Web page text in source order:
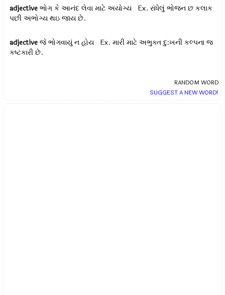
adjective ભોગ કે આનંદ લેવા માટે અયોગ્ય Ex.રાંધેલું ભોજન છ કલાક
પછી અભોગ્ય થઇ જાય છે.
adjective જે ભોગવાયું ન હોય Ex.મારી માટે અભુક્ત દુ:ખની કલ્પના જ
કષ્ટકારી છે.
RANDOM WORD
SUGGEST A NEW WORD!